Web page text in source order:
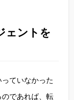
ェントを
ていなかった
であれば、転